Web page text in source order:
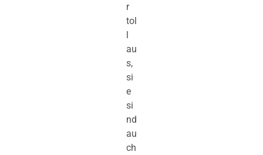
r
tol
l
au
s,
si
e
si
nd
au
ch